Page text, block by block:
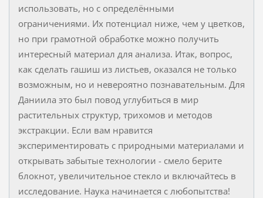
использовать, но с определёнными
ограничениями. Их потенциал ниже, чем у цветков,
но при грамотной обработке можно получить
интересный материал для анализа. Итак, вопрос,
как сделать гашиш из листьев, оказался не только
возможным, но и невероятно познавательным. Для
Даниила это был повод углубиться в мир
растительных структур, трихомов и методов
экстракции. Если вам нравится
экспериментировать с природными материалами и
открывать забытые технологии - смело берите
блокнот, увеличительное стекло и включайтесь в
исследование. Наука начинается с любопытства!